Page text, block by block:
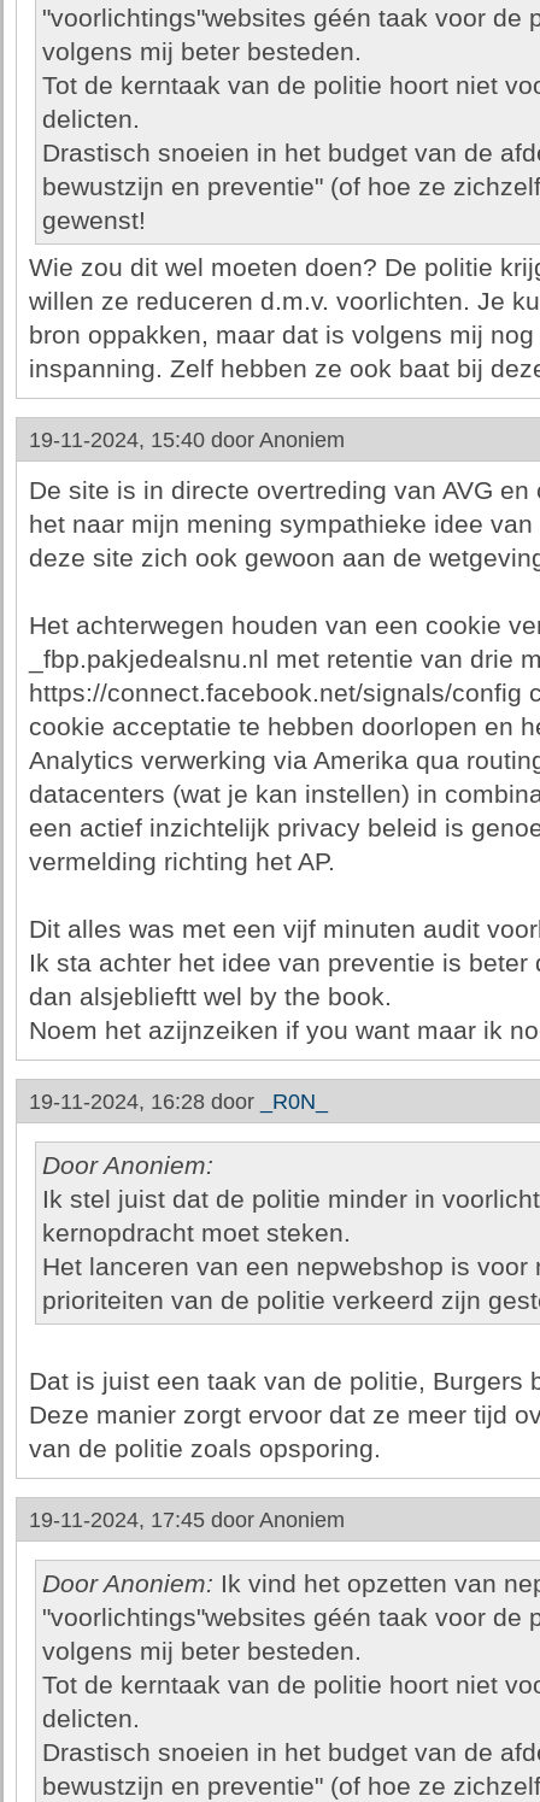
"voorlichtings"websites géén taak voor de
volgens mij beter besteden.
Tot de kerntaak van de politie hoort niet
delicten.
Drastisch snoeien in het budget van de
bewustzijn en preventie" (of hoe ze
gewenst!
Wie zou dit wel moeten doen? De politie
willen ze reduceren d.m.v. voorlichten. Je
bron oppakken, maar dat is volgens mij
inspanning. Zelf hebben ze ook baat bij
19-11-2024, 15:40 door Anoniem
De site is in directe overtreding van AVG
het naar mijn mening sympathieke idee
deze site zich ook gewoon aan de
Het achterwegen houden van een cookie
_fbp.pakjedealsnu.nl met retentie van drie
https://connect.facebook.net/signals/config
cookie acceptatie te hebben doorlopen en
Analytics verwerking via Amerika qua
datacenters (wat je kan instellen) in
een actief inzichtelijk privacy beleid is
vermelding richting het AP.
Dit alles was met een vijf minuten audit
Ik sta achter het idee van preventie is
dan alsjeblieftt wel by the book.
Noem het azijnzeiken if you want maar ik
19-11-2024, 16:28 door _R0N_
Door Anoniem:
Ik stel juist dat de politie minder in
kernopdracht moet steken.
Het lanceren van een nepwebshop is
prioriteiten van de politie verkeerd zijn
Dat is juist een taak van de politie, Burgers
Deze manier zorgt ervoor dat ze meer tijd
van de politie zoals opsporing.
19-11-2024, 17:45 door Anoniem
Door Anoniem: Ik vind het opzetten van
"voorlichtings"websites géén taak voor de
volgens mij beter besteden.
Tot de kerntaak van de politie hoort niet
delicten.
Drastisch snoeien in het budget van de
bewustzijn en preventie" (of hoe ze